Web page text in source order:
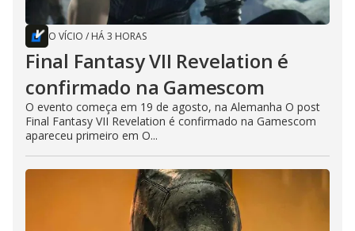
O VÍCIO / HÁ 3 HORAS
Final Fantasy VII Revelation é
confirmado na Gamescom
O evento começa em 19 de agosto, na Alemanha O post
Final Fantasy VII Revelation é confirmado na Gamescom
apareceu primeiro em O...